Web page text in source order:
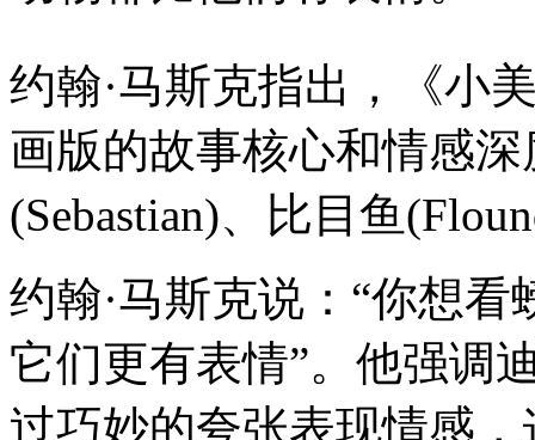
约翰·马斯克指出，《小
画版的故事核心和情感
(Sebastian)、比目鱼
约翰·马斯克说：“你想
它们更有表情”。他强调
过巧妙的夸张表现情感